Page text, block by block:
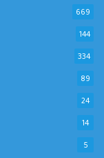
669
144
334
89
24
14
5